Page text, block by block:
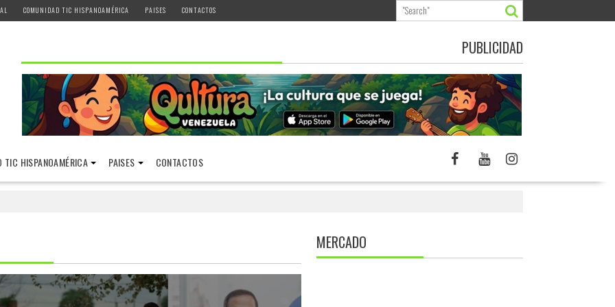
COMUNIDAD TIC HISPANOAMÉRICA PAISES CONTACTOS
PUBLICIDAD
TIC HISPANOAMÉRICA PAISES CONTACTOS
MERCADO